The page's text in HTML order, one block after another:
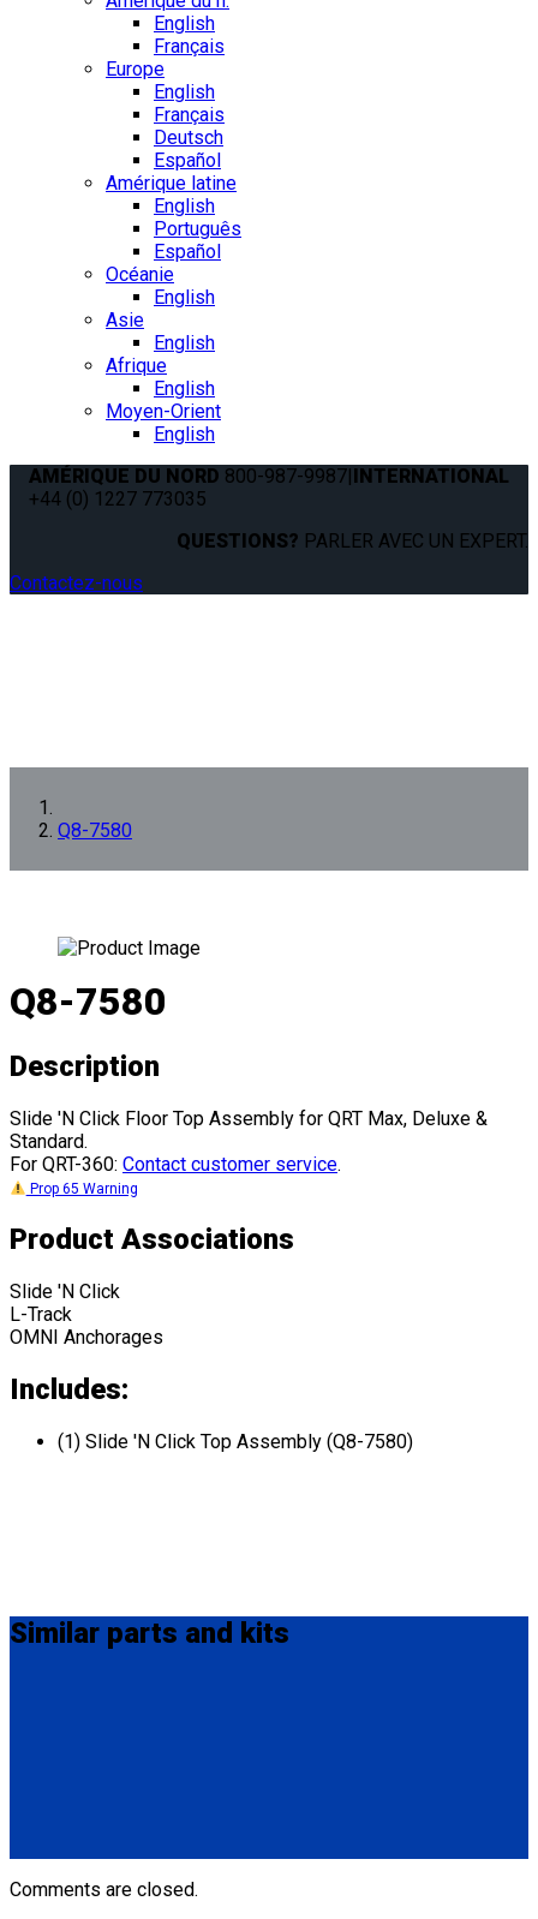
English
Français
Europe
English
Français
Deutsch
Español
Amérique latine
English
Português
Español
Océanie
English
Asie
English
Afrique
English
Moyen-Orient
English
AMÉRIQUE DU NORD 800-987-9987|INTERNATIONAL
+44 (0) 1227 773035
QUESTIONS? PARLER AVEC UN EXPERT.
Contactez-nous
Q8-7580
Q8-7580
Description
Slide 'N Click Floor Top Assembly for QRT Max, Deluxe &
Standard.
For QRT-360: Contact customer service.
Prop 65 Warning
Product Associations
Slide 'N Click
L-Track
OMNI Anchorages
Includes:
(1) Slide 'N Click Top Assembly (Q8-7580)
Similar parts and kits
Comments are closed.